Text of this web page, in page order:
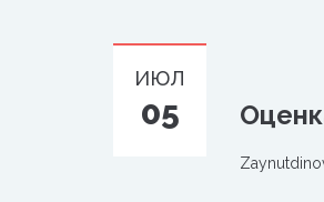
ИЮЛ
05